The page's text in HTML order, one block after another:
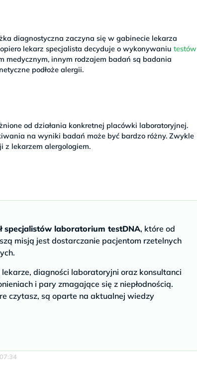
diagnostyczna zaczyna się w gabinecie lekarza
lekarz specjalista decyduje o wykonywaniutestów
medycznym, innym rodzajem badań są badania
podłoże alergii.
od działania konkretnej placówki laboratoryjnej.
na wyniki badań może być bardzo różny. Zwykle
lekarzem alergologiem.
specjalistów laboratorium testDNA, które od
misją jest dostarczanie pacjentom rzetelnych
diagności laboratoryjni oraz konsultanci
i pary zmagające się z niepłodnością.
czytasz, są oparte na aktualnej wiedzy